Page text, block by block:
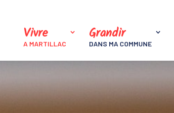
Vivre
A MARTILLAC
Grandir
DANS MA COMMUNE